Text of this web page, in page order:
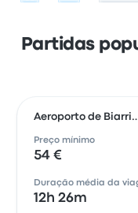
Partidas
Aeroporto de
Preço mínimo
54 €
Duração média da
12h 26m